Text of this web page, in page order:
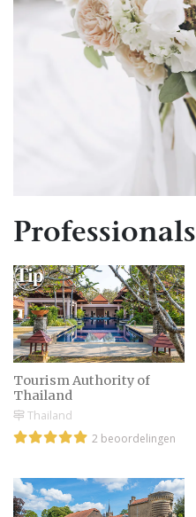
Professionals
Tourism Authority of
Thailand
Thailand
2 beoordelingen